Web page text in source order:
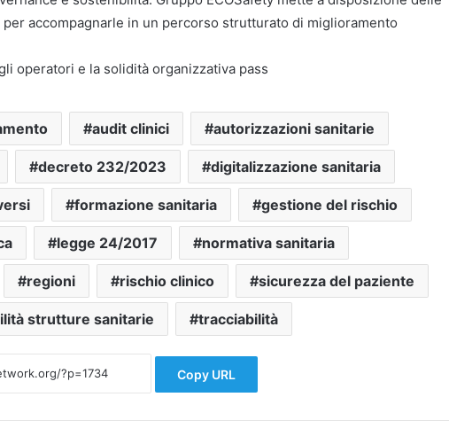
per accompagnarle in un percorso strutturato di miglioramento
operatori e la solidità organizzativa pass
audit clinici autorizzazioni sanitarie
decreto 232/2023 digitalizzazione sanitaria
formazione sanitaria gestione del rischio
legge 24/2017 normativa sanitaria
regioni rischio clinico sicurezza del paziente
strutture sanitarie tracciabilità
Copy URL